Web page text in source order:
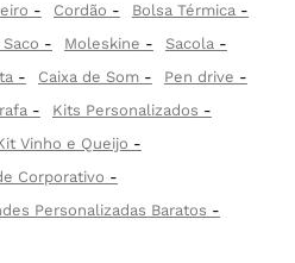
Cordão
Bolsa Térmica
Moleskine
Sacola
Caixa de Som
Pen drive
Kits Personalizados
Vinho e Queijo
Corporativo
Personalizadas Baratos